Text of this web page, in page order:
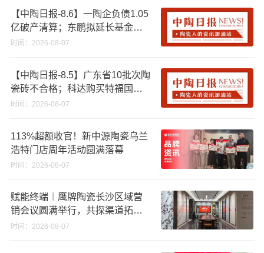
【中陶日报-8.6】一陶企负债1.05
亿破产清算；东鹏拟延长基金投
资期限；工信部开展建陶行业能
时间：2026-08-07
【中陶日报-8.5】广东省10批次陶
瓷砖不合格；科达购买特福国际
股份申请未通过；蒙娜丽莎5千万
破18亿元
时间：2026-08-07
113%超额收官！新中源陶瓷乌兰
浩特门店周年活动圆满落幕
时间：2026-08-07
赋能终端︱鹰牌陶瓷长沙区域营
销会议圆满举行，共探渠道拓展
与门店升级新路径
时间：2026-08-07